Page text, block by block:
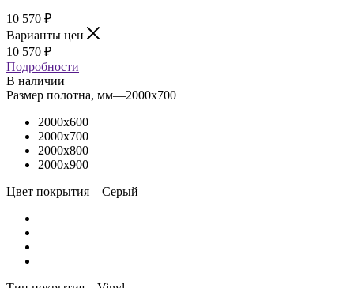
10 570 ₽
Варианты цен
10 570 ₽
Подробности
В наличии
Размер полотна, мм—2000x700
2000x600
2000x700
2000x800
2000x900
Цвет покрытия—Серый